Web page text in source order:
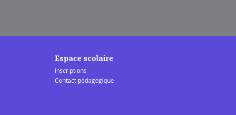
Espace scolaire
Inscriptions
Contact pédagogique